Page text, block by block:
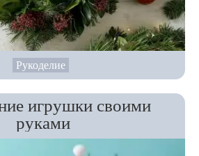
Рукоделие
игрушки своими
руками